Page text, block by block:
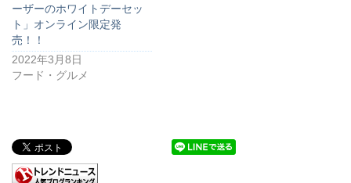
ーザーのホワイトデーセッ
ト」オンライン限定発
売！！
2022年3月8日
フード・グルメ